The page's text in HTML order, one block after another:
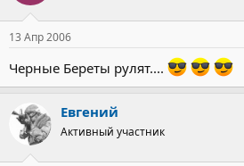
13 Апр 2006
Черные Береты рулят....
Евгений
Активный участник